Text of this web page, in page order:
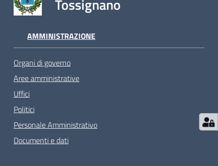
Tossignano
AMMINISTRAZIONE
Organi di governo
Aree amministrative
Uffici
Politici
Personale Amministrativo
Documenti e dati